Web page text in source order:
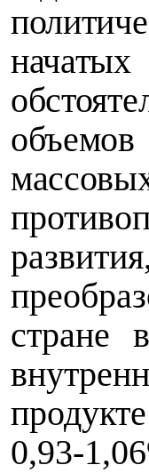
стране
0,93-